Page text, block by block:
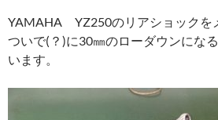
YAMAHA YZ250のリアショックを
ついで(？)に30㎜のローダウンにな
います。